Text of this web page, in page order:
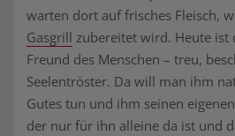
warten dort auf frisches Fleisch,
Gasgrill zubereitet wird. Heute ist
Freund des Menschen – treu,
Seelentröster. Da will man ihm
Gutes tun und ihm seinen
der nur für ihn alleine da ist und